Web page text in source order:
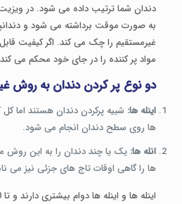
دندان شما ترتیب داده می شود. در
به صورت موقت برداشته می شود و
غیرمستقیم را چک می کند. اگر کیفیت
مواد پر کننده را در جای خود محکم می
دو نوع پر کردن دندان به روش
اینله ها: شبیه پرکردن دندان هستند اما
ها روی سطح دندان انجام می شود.
انله ها: یک یا چند دندان را به این روش
ها را گاهی اوقات تاج های جزئی نیز می